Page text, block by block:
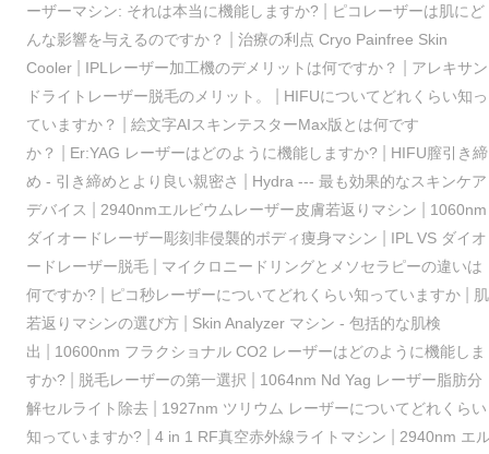
ーザーマシン: それは本当に機能しますか?
ピコレーザーは肌にど
んな影響を与えるのですか？
治療の利点 Cryo Painfree Skin
Cooler| IPLレーザー加工機のデメリットは何ですか？
アレキサン
ドライトレーザー脱毛のメリット。
HIFUについてどれくらい知っ
ていますか？
絵文字AIスキンテスターMax版とは何です
か？
Er:YAG レーザーはどのように機能しますか?
HIFU膣引き締
め - 引き締めとより良い親密さ
Hydra --- 最も効果的なスキンケア
デバイス
2940nmエルビウムレーザー皮膚若返りマシン
1060nm
ダイオードレーザー彫刻非侵襲的ボディ痩身マシン
IPL VS ダイオ
ードレーザー脱毛| マイクロニードリングとメソセラピーの違いは
何ですか?
ピコ秒レーザーについてどれくらい知っていますか| 肌
若返りマシンの選び方| Skin Analyzer マシン - 包括的な肌検
出
10600nm フラクショナル CO2 レーザーはどのように機能しま
すか?
脱毛レーザーの第一選択
1064nm Nd Yag レーザー脂肪分
解セルライト除去| 1927nm ツリウム レーザーについてどれくらい
知っていますか?
4 in 1 RF真空赤外線ライトマシン
2940nm エ